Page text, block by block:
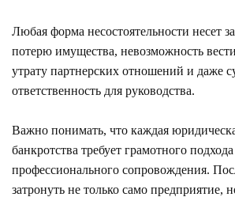
Любая форма несостоятельности несет
потерю имущества, невозможность вести
утрату партнерских отношений и даже
ответственность для руководства.
Важно понимать, что каждая
банкротства требует грамотного
профессионального сопровождения.
затронуть не только само предприятие,